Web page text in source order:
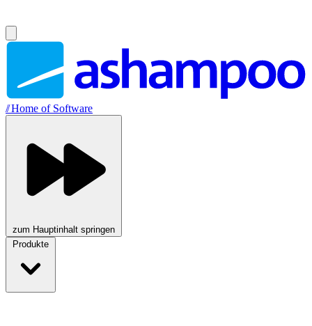
//Home of Software
zum Hauptinhalt springen
Produkte